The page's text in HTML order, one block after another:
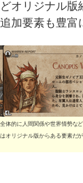
オリジナル版
加要素も豊富
体的に人間関係や世界情勢な
オリジナル版からある要素だ